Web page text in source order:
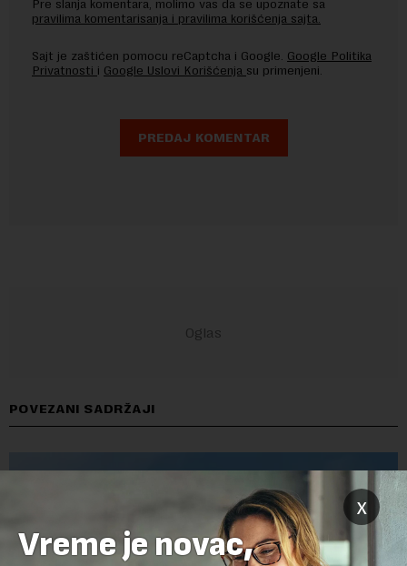
Pre slanja komentara, molimo vas da se upoznate sa
pravilima komentarisanja i pravilima korišćenja sajta.
Sajt je zaštićen pomocu reCaptcha i Google. Google Politika
Privatnosti i Google Uslovi Korišćenja su primenjeni.
POVEZANI SADRŽAJI
x
Vreme je novac,